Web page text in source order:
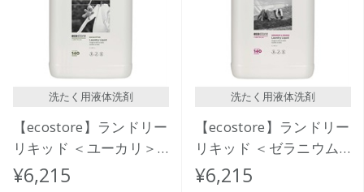
洗たく用液体洗剤
【ecostore】ランドリー
リキッド ＜ユーカリ＞
5L
¥6,215
洗たく用液体洗剤
【ecostore】ランドリー
リキッド ＜ゼラニウム
＆オレンジ＞5L
¥6,215